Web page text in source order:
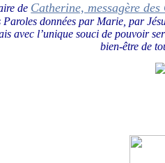
de Catherine, messagère
Paroles données par Marie, par
avec l’unique souci de pouvoir
bien-être de